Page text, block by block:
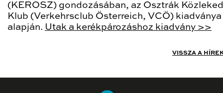
(KEROSZ) gondozásában, az Osztrák
Klub (Verkehrsclub Österreich, VCÖ) kiadványa
alapján. Utak a kerékpározáshoz kiadvány >>
VISSZA A